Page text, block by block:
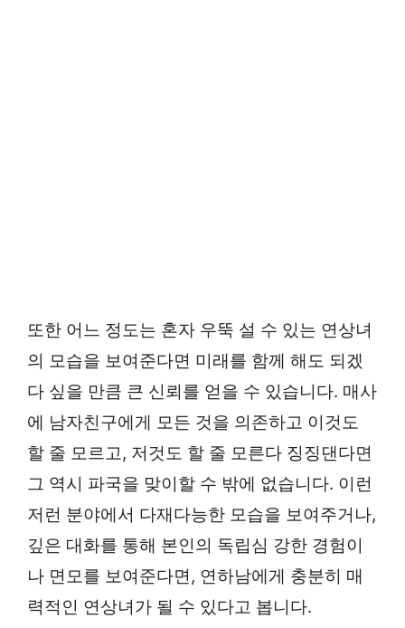
또한 어느 정도는 혼자 우뚝 설 수 있는 연상녀
의 모습을 보여준다면 미래를 함께 해도 되겠
다 싶을 만큼 큰 신뢰를 얻을 수 있습니다. 매사
에 남자친구에게 모든 것을 의존하고 이것도
할 줄 모르고, 저것도 할 줄 모른다 징징댄다면
그 역시 파국을 맞이할 수 밖에 없습니다. 이런
저런 분야에서 다재다능한 모습을 보여주거나,
깊은 대화를 통해 본인의 독립심 강한 경험이
나 면모를 보여준다면, 연하남에게 충분히 매
력적인 연상녀가 될 수 있다고 봅니다.